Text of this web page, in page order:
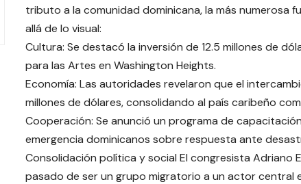
tributo a la comunidad dominicana, la más numerosa
allá de lo visual:
Cultura: Se destacó la inversión de 12.5 millones de
para las Artes en Washington Heights.
Economía: Las autoridades revelaron que el
millones de dólares, consolidando al país caribeño
Cooperación: Se anunció un programa de
emergencia dominicanos sobre respuesta ante
Consolidación política y social El congresista Adriano
pasado de ser un grupo migratorio a un actor central